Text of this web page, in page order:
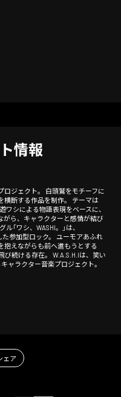
情報
ロジェクト。 白頭鷲をモチーフに
横断する作品を制作。 テーマは
ワシによる物語表現をベースに、
がら、キャラクターと感情が結び
「ワシ、WASHI。」は、
参加型ロック。 ユーモアあふれ
抱えながらも前へ進もうとする
続ける存在。 W.A.S.H.Iは、笑い
ャラクター音楽プロジェクト。
ェア